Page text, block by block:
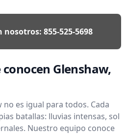
nosotros: 855-525-5698
Glenshaw,
no es igual para todos. Cada
batallas: lluvias intensas, sol
Nuestro equipo conoce